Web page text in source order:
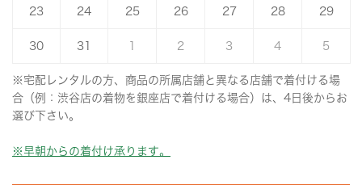
23 24 25 26 27 28 29
30 31 2 3 4 5
※宅配レンタルの方、商品の所属店舗と異なる店舗で着付ける場
合（例：渋谷店の着物を銀座店で着付ける場合）は、4日後からお
選び下さい。
※早朝からの着付け承ります。